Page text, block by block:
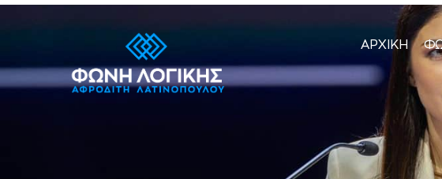
ΑΡΧΙΚΗ